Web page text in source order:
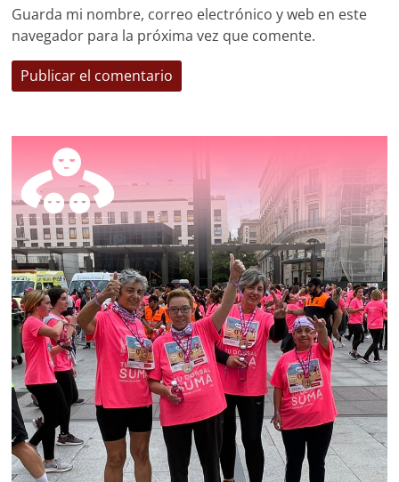
Guarda mi nombre, correo electrónico y web en este
navegador para la próxima vez que comente.